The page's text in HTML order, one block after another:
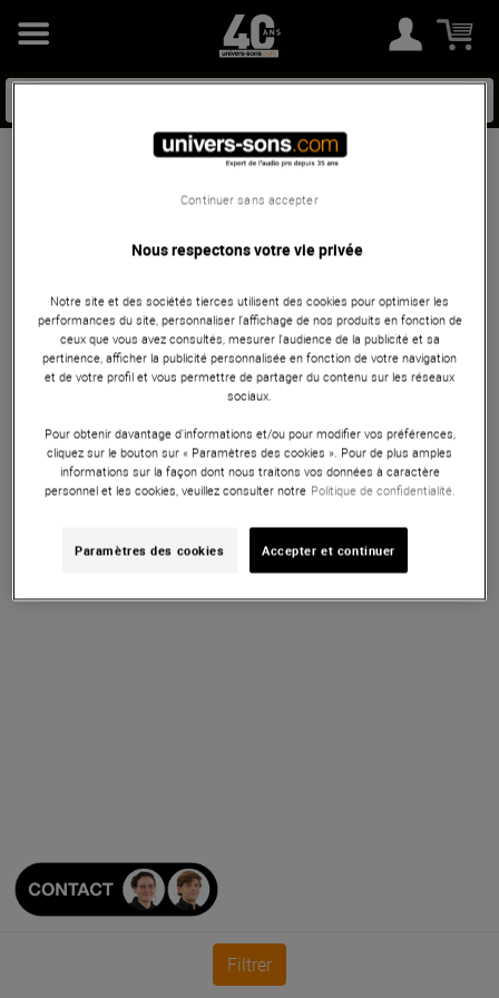
Sono portable
résultats
Status : 0 - Message : error
Vous avez vu 20 sur 180 article(s)
Filtrer
Nous respectons votre vie privée
Notre site et des sociétés tierces utilisent des cookies pour optimiser les
performances du site, personnaliser l’affichage de nos produits en fonction de
ceux que vous avez consultés, mesurer l'audience de la publicité et sa
pertinence, afficher la publicité personnalisée en fonction de votre navigation
et de votre profil et vous permettre de partager du contenu sur les réseaux
sociaux.
Pour obtenir davantage d'informations et/ou pour modifier vos préférences,
cliquez sur le bouton sur « Paramètres des cookies ». Pour de plus amples
informations sur la façon dont nous traitons vos données à caractère
personnel et les cookies, veuillez consulter notre Politique de confidentialité.
Paramètres des cookies Accepter et continuer
Continuer sans accepter